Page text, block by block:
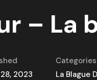
– La
2023
Categories
La Blague